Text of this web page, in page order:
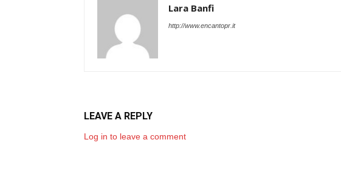
Lara Banfi
http://www.encantopr.it
LEAVE A REPLY
Log in to leave a comment